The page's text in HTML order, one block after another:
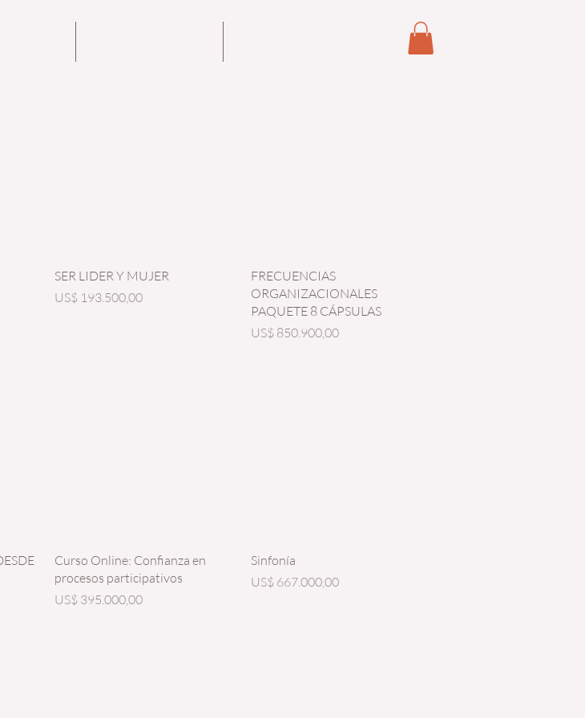
Vista rápida
SER LIDER Y MUJER
Precio
US$ 193.500,00
Vista rápida
FRECUENCIAS
ORGANIZACIONALES
PAQUETE 8 CÁPSULAS
Precio
US$ 850.900,00
Vista rápida
Curso Online: Confianza en
procesos participativos
Precio
US$ 395.000,00
Sinfonía
Precio
US$ 667.000,00